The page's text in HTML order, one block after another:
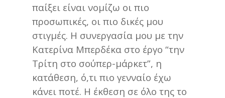
παίξει είναι νομίζω οι πιο
προσωπικές, οι πιο δικές μου
στιγμές. Η συνεργασία μου με την
Κατερίνα Μπερδέκα στο έργο “την
Τρίτη στο σούπερ-μάρκετ”, η
κατάθεση, ό,τι πιο γενναίο έχω
κάνει ποτέ. Η έκθεση σε όλο της το